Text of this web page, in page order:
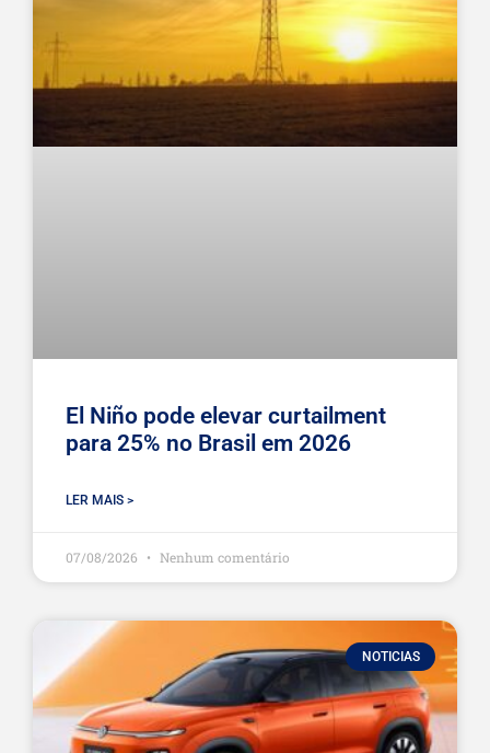
El Niño pode elevar curtailment
para 25% no Brasil em 2026
LER MAIS >
07/08/2026 Nenhum comentário
NOTICIAS